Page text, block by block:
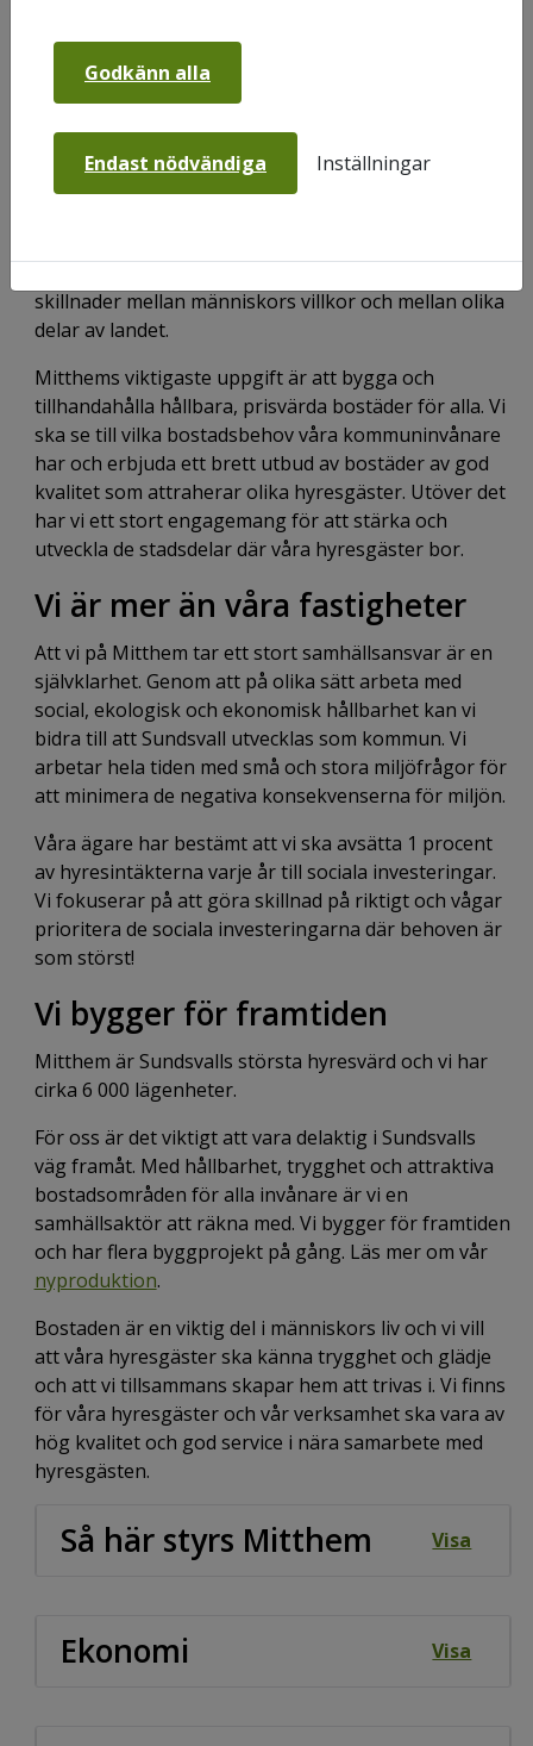
har vi allmännyttiga bostadsföretagen som en del av
det svenska välfärdssamhälle som växte fram efter
andra världskriget. Uppgiften var att erbjuda ett bra
boende till rimliga kostnader för alla – oavsett
inkomst, ursprung, ålder och hushållstyp.
skillnader mellan människors villkor och mellan olika
delar av landet.
Mitthems viktigaste uppgift är att bygga och
tillhandahålla hållbara, prisvärda bostäder för alla. Vi
ska se till vilka bostadsbehov våra kommuninvånare
har och erbjuda ett brett utbud av bostäder av god
kvalitet som attraherar olika hyresgäster. Utöver det
har vi ett stort engagemang för att stärka och
utveckla de stadsdelar där våra hyresgäster bor.
Vi är mer än våra fastigheter
Att vi på Mitthem tar ett stort samhällsansvar är en
självklarhet. Genom att på olika sätt arbeta med
social, ekologisk och ekonomisk hållbarhet kan vi
bidra till att Sundsvall utvecklas som kommun. Vi
arbetar hela tiden med små och stora miljöfrågor för
att minimera de negativa konsekvenserna för miljön.
Våra ägare har bestämt att vi ska avsätta 1 procent
av hyresintäkterna varje år till sociala investeringar.
Vi fokuserar på att göra skillnad på riktigt och vågar
prioritera de sociala investeringarna där behoven är
som störst!
Vi bygger för framtiden
Mitthem är Sundsvalls största hyresvärd och vi har
cirka 6 000 lägenheter.
För oss är det viktigt att vara delaktig i Sundsvalls
väg framåt. Med hållbarhet, trygghet och attraktiva
bostadsområden för alla invånare är vi en
samhällsaktör att räkna med. Vi bygger för framtiden
och har flera byggprojekt på gång. Läs mer om vår
nyproduktion.
Bostaden är en viktig del i människors liv och vi vill
att våra hyresgäster ska känna trygghet och glädje
och att vi tillsammans skapar hem att trivas i. Vi finns
för våra hyresgäster och vår verksamhet ska vara av
hög kvalitet och god service i nära samarbete med
hyresgästen.
Så här styrs Mitthem Visa
Ekonomi Visa
Godkänn alla
Endast nödvändiga Inställningar